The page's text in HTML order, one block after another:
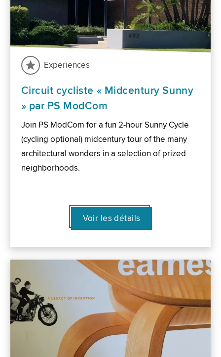
Experiences
Circuit cycliste « Midcentury Sunny
» par PS ModCom
Join PS ModCom for a fun 2-hour Sunny Cycle
(cycling optional) midcentury tour of the many
architectural wonders in a selection of prized
neighborhoods.
Voir les détails